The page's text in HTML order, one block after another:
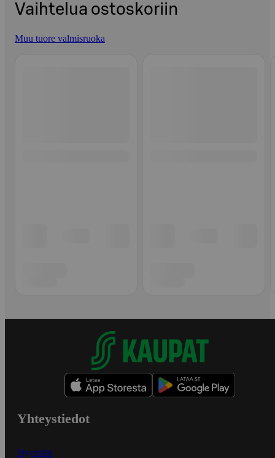
Vaihtelua ostoskoriin
Muu tuore valmisruoka
Yhteystiedot
Myymälät